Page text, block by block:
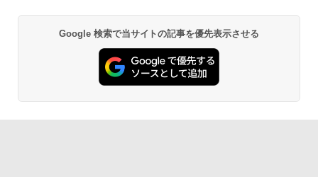
Google 検索で当サイトの記事を優先表示させる